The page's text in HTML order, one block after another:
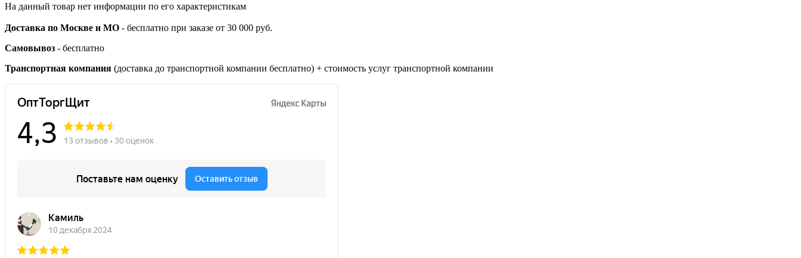
На данный товар нет информации по его характеристикам
Доставка по Москве и МО - бесплатно при заказе от 30 000 руб.
Самовывоз - бесплатно
Транспортная компания (доставка до транспортной компании бесплатно) + стоимость услуг транспортной компании